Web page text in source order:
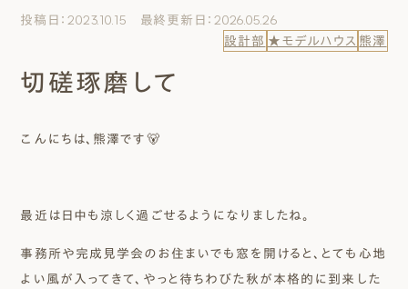
エムズのこと
0120-40-6613
モデルハウスを見る
ファーストプランを試す
投稿日：2023.10.15 最終更新日：2026.05.26
設計部 ★モデルハウス 熊澤
切磋琢磨して
こんにちは、熊澤です🐻
最近は日中も涼しく過ごせるようになりましたね。
事務所や完成見学会のお住まいでも窓を開けると、とても心地
よい風が入ってきて、やっと待ちわびた秋が本格的に到来した